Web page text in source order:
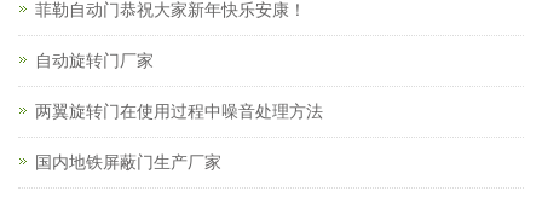
菲勒自动门恭祝大家新年快乐安康！
自动旋转门厂家
两翼旋转门在使用过程中噪音处理方法
国内地铁屏蔽门生产厂家